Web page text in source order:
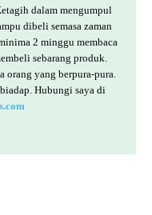
dalam mengumpul
dibeli semasa zaman
2 minggu membaca
sebarang produk.
orang yang berpura-pura.
Hubungi saya di